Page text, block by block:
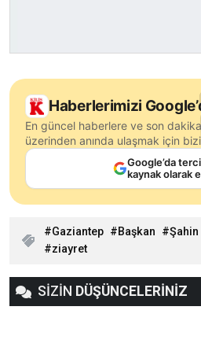
Haberlerimizi
En güncel haberlere ve son
üzerinden anında ulaşmak için
Google’da
kaynak olarak
Gaziantep Başkan Şahin
ziayret
SİZİN DÜŞÜNCELERİNİZ